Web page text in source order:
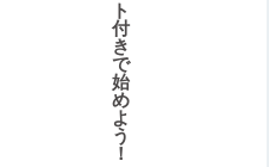
ト
付
き
で
始
め
よ
う
！